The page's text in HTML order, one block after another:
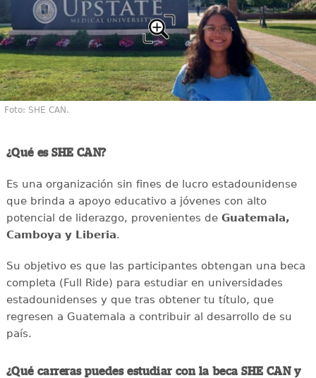
Foto: SHE CAN.
¿Qué es SHE CAN?
Es una organización sin fines de lucro estadounidense
que brinda a apoyo educativo a jóvenes con alto
potencial de liderazgo, provenientes deGuatemala,
Camboya y Liberia.
Su objetivo es que las participantes obtengan una beca
completa (Full Ride) para estudiar en universidades
estadounidenses y que tras obtener tu título, que
regresen a Guatemala a contribuir al desarrollo de su
país.
¿Qué carreras puedes estudiar con la beca SHE CAN y